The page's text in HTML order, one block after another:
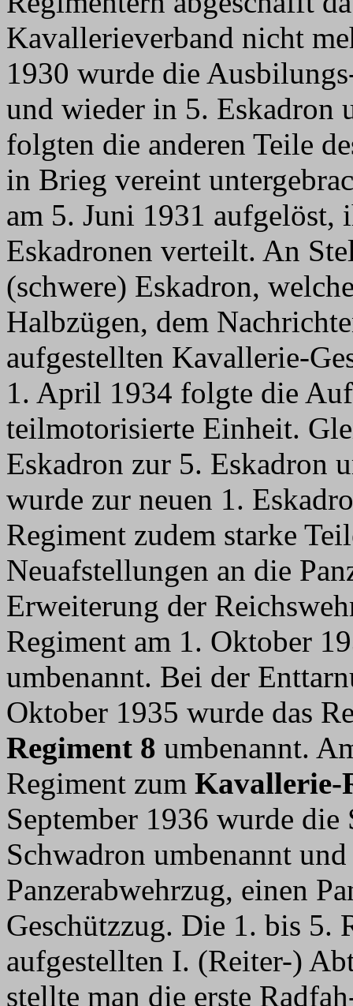
Kavallerieverband nicht
1930 wurde die
und wieder in 5. Eskadron
folgten die anderen Teile
in Brieg vereint
am 5. Juni 1931 aufgelöst,
Eskadronen verteilt. An
(schwere) Eskadron,
Halbzügen, dem
aufgestellten Kavallerie-
1. April 1934 folgte die
teilmotorisierte Einheit.
Eskadron zur 5. Eskadron
wurde zur neuen 1.
Regiment zudem starke
Neuafstellungen an die
Erweiterung der
Regiment am 1. Oktober
umbenannt. Bei der
Oktober 1935 wurde das
Regiment 8 umbenannt.
Regiment zum Kavallerie-
September 1936 wurde
Schwadron umbenannt
Panzerabwehrzug, einen
Geschützzug. Die 1. bis 5.
aufgestellten I. (Reiter-)
stellte man die erste